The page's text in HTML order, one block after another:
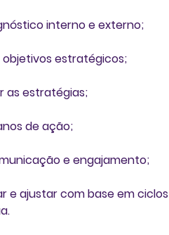
interno e externo;
objetivos estratégicos;
as estratégias;
de ação;
e engajamento;
e ajustar com base em